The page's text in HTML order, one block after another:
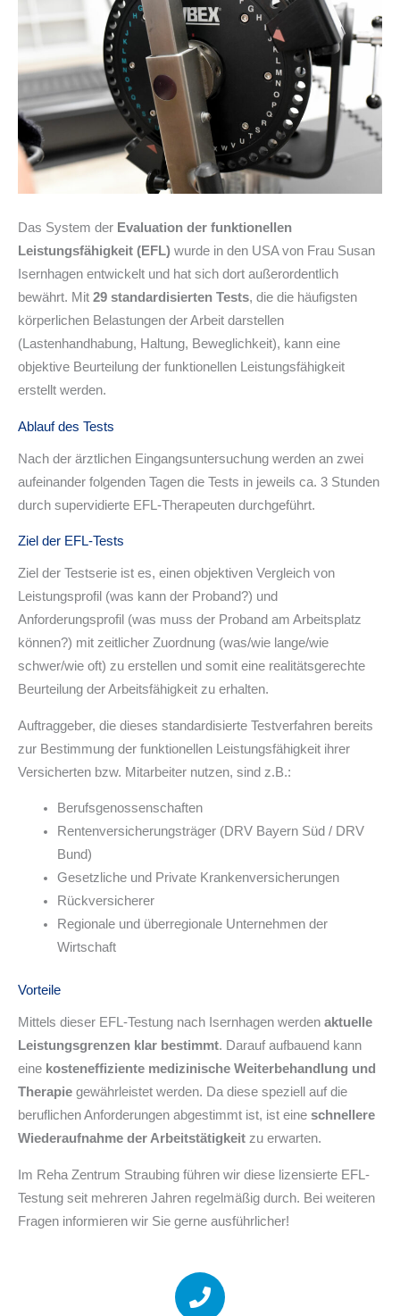
Das System der Evaluation der funktionellen
Leistungsfähigkeit (EFL) wurde in den USA von Frau Susan
Isernhagen entwickelt und hat sich dort außerordentlich
bewährt. Mit 29 standardisierten Tests, die die häufigsten
körperlichen Belastungen der Arbeit darstellen
(Lastenhandhabung, Haltung, Beweglichkeit), kann eine
objektive Beurteilung der funktionellen Leistungsfähigkeit
erstellt werden.
Ablauf des Tests
Nach der ärztlichen Eingangsuntersuchung werden an zwei
aufeinander folgenden Tagen die Tests in jeweils ca. 3 Stunden
durch supervidierte EFL-Therapeuten durchgeführt.
Ziel der EFL-Tests
Ziel der Testserie ist es, einen objektiven Vergleich von
Leistungsprofil (was kann der Proband?) und
Anforderungsprofil (was muss der Proband am Arbeitsplatz
können?) mit zeitlicher Zuordnung (was/wie lange/wie
schwer/wie oft) zu erstellen und somit eine realitätsgerechte
Beurteilung der Arbeitsfähigkeit zu erhalten.
Auftraggeber, die dieses standardisierte Testverfahren bereits
zur Bestimmung der funktionellen Leistungsfähigkeit ihrer
Versicherten bzw. Mitarbeiter nutzen, sind z.B.:
Berufsgenossenschaften
Rentenversicherungsträger (DRV Bayern Süd / DRV
Bund)
Gesetzliche und Private Krankenversicherungen
Rückversicherer
Regionale und überregionale Unternehmen der
Wirtschaft
Vorteile
Mittels dieser EFL-Testung nach Isernhagen werden aktuelle
Leistungsgrenzen klar bestimmt. Darauf aufbauend kann
eine kosteneffiziente medizinische Weiterbehandlung und
Therapie gewährleistet werden. Da diese speziell auf die
beruflichen Anforderungen abgestimmt ist, ist eine schnellere
Wiederaufnahme der Arbeitstätigkeit zu erwarten.
Im Reha Zentrum Straubing führen wir diese lizensierte EFL-
Testung seit mehreren Jahren regelmäßig durch. Bei weiteren
Fragen informieren wir Sie gerne ausführlicher!